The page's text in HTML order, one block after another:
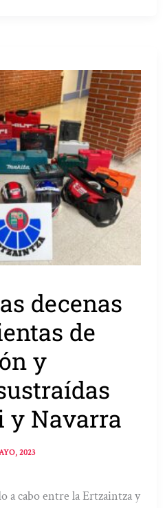
decenas
de
y
y Navarra
2023
a cabo entre la Ertzaintza y